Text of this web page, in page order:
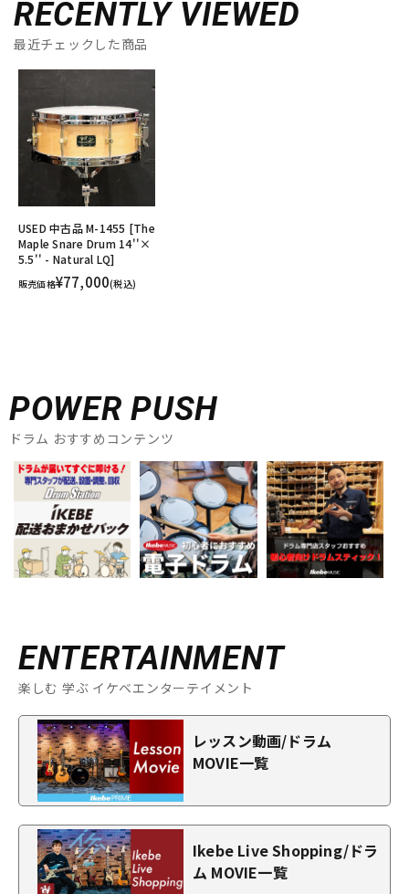
RECENTLY VIEWED
最近チェックした商品
USED 中古品 M-1455 [The
Maple Snare Drum 14''×
5.5'' - Natural LQ]
販売価格¥77,000(税込)
POWER PUSH
ドラム おすすめコンテンツ
ENTERTAINMENT
楽しむ 学ぶ イケベエンターテイメント
レッスン動画/ドラム
MOVIE一覧
Ikebe Live Shopping/ドラ
ム MOVIE一覧